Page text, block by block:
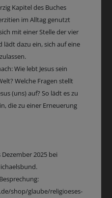
Kapitel des Buches
im Alltag genutzt
mit einer Stelle der vier
lädt dazu ein, sich auf eine
Wie lebt Jesus sein
Welche Fragen stellt
(uns) auf? So lädt es zu
die zu einer Erneuerung
2025 bei
shop/glaube/religioeses-